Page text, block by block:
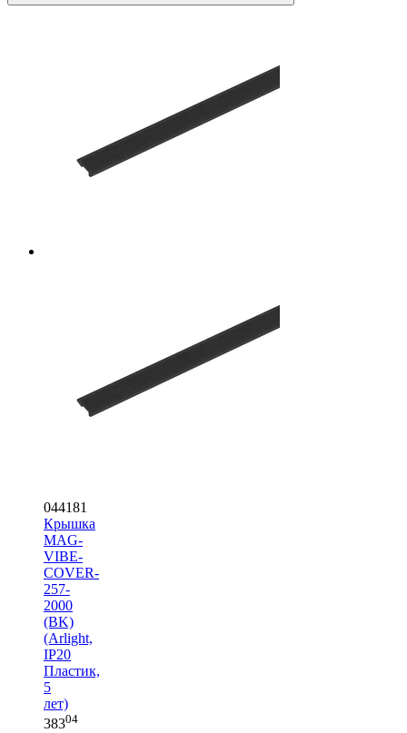
044181
Крышка
MAG-
VIBE-
COVER-
257-
2000
(BK)
(Arlight,
IP20
Пластик,
5
лет)
38304